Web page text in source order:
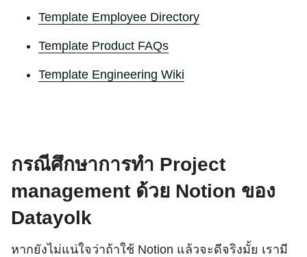
Template Employee Directory
Template Product FAQs
Template Engineering Wiki
กรณีศึกษาการทำ Project
management ด้วย Notion ของ
Datayolk
หากยังไม่แน่ใจว่าถ้าใช้ Notion แล้วจะดีจริงมั้ย เรามี